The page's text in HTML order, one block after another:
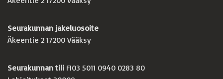
Seurakunnan jakeluosoite
Äkeentie 2 17200 Vääksy
Seurakunnan tili FI03 5011 0940 0283 80